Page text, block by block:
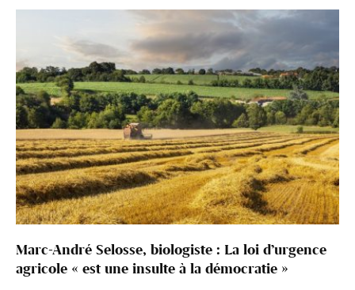
Marc-André Selosse, biologiste : La loi d’urgence
agricole « est une insulte à la démocratie »